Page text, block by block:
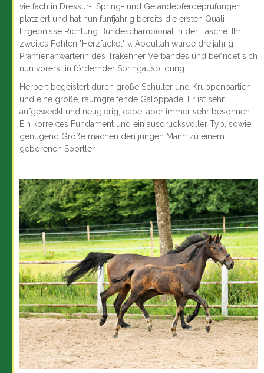
vielfach in Dressur-, Spring- und Geländepferdeprüfungen
platziert und hat nun fünfjährig bereits die ersten Quali-
Ergebnisse Richtung Bundeschampionat in der Tasche. Ihr
zweites Fohlen "Herzfackel" v. Abdullah wurde dreijährig
Prämienanwärterin des Trakehner Verbandes und befindet sich
nun vorerst in fördernder Springausbildung.
Herbert begeistert durch große Schulter und Kruppenpartien
und eine große, raumgreifende Galoppade. Er ist sehr
aufgeweckt und neugierig, dabei aber immer sehr besonnen.
Ein korrektes Fundament und ein ausdrucksvoller Typ, sowie
genügend Größe machen den jungen Mann zu einem
geborenen Sportler.